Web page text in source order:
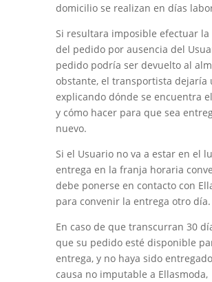
domicilio se realizan en días
Si resultara imposible efectuar la
del pedido por ausencia del
pedido podría ser devuelto al
obstante, el transportista dejaría
explicando dónde se encuentra
y cómo hacer para que sea
nuevo.
Si el Usuario no va a estar en el
entrega en la franja horaria
debe ponerse en contacto con
para convenir la entrega otro día.
En caso de que transcurran 30
que su pedido esté disponible
entrega, y no haya sido
causa no imputable a Ellasmoda,